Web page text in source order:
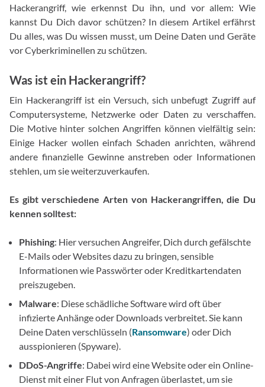
Hackerangriff, wie erkennst Du ihn, und vor allem: Wie
kannst Du Dich davor schützen? In diesem Artikel erfährst
Du alles, was Du wissen musst, um Deine Daten und Geräte
vor Cyberkriminellen zu schützen.
Was ist ein Hackerangriff?
Ein Hackerangriff ist ein Versuch, sich unbefugt Zugriff auf
Computersysteme, Netzwerke oder Daten zu verschaffen.
Die Motive hinter solchen Angriffen können vielfältig sein:
Einige Hacker wollen einfach Schaden anrichten, während
andere finanzielle Gewinne anstreben oder Informationen
stehlen, um sie weiterzuverkaufen.
Es gibt verschiedene Arten von Hackerangriffen, die Du
kennen solltest:
Phishing: Hier versuchen Angreifer, Dich durch gefälschte
E-Mails oder Websites dazu zu bringen, sensible
Informationen wie Passwörter oder Kreditkartendaten
preiszugeben.
Malware: Diese schädliche Software wird oft über
infizierte Anhänge oder Downloads verbreitet. Sie kann
Deine Daten verschlüsseln (Ransomware) oder Dich
ausspionieren (Spyware).
DDoS-Angriffe: Dabei wird eine Website oder ein Online-
Dienst mit einer Flut von Anfragen überlastet, um sie